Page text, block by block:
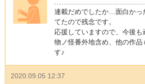
連載だめでしたか…面白かっ
てたので残念です。
応援していますので、今後も
物ノ怪番外地含め、他の作品
す♪
2020.09.05 12:37